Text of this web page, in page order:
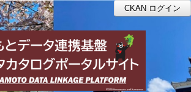
CKAN ログイン